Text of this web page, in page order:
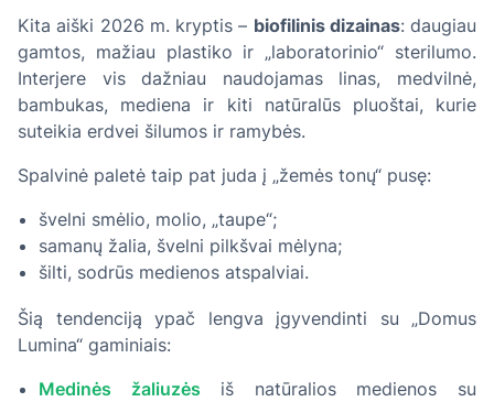
Kita aiški 2026 m. kryptis – biofilinis dizainas: daugiau
gamtos, mažiau plastiko ir „laboratorinio“ sterilumo.
Interjere vis dažniau naudojamas linas, medvilnė,
bambukas, mediena ir kiti natūralūs pluoštai, kurie
suteikia erdvei šilumos ir ramybės.
Spalvinė paletė taip pat juda į „žemės tonų“ pusę:
švelni smėlio, molio, „taupe“;
samanų žalia, švelni pilkšvai mėlyna;
šilti, sodrūs medienos atspalviai.
Šią tendenciją ypač lengva įgyvendinti su „Domus
Lumina“ gaminiais:
Medinės žaliuzės iš natūralios medienos su